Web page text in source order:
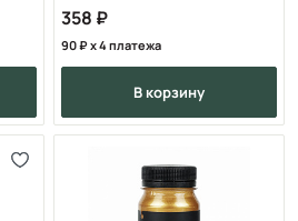
358
90 x 4 платежа
в корзину